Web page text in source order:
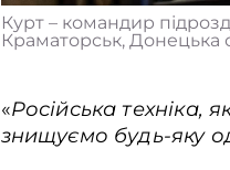
Курт – командир
Краматорськ, Донецька
«Російська техніка,
знищуємо будь-яку